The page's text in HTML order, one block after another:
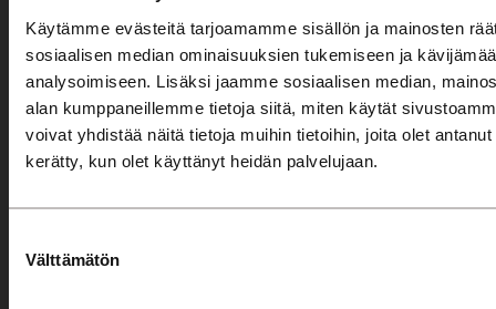
Käytämme evästeitä tarjoamamme sisällön ja mainosten
sosiaalisen median ominaisuuksien tukemiseen ja
analysoimiseen. Lisäksi jaamme sosiaalisen median,
alan kumppaneillemme tietoja siitä, miten käytät
voivat yhdistää näitä tietoja muihin tietoihin, joita olet
kerätty, kun olet käyttänyt heidän palvelujaan.
valinta
Välttämätön
Seuraa meitä somessa!
Konserni Jyväskylä
Mikkeli
Savonlinna
Jyväskylä
Mikkeli
Savonlinna